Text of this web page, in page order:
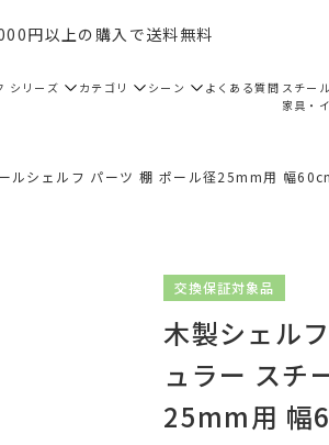
円以上の購入で送料無料
シリーズ カテゴリ シーン よくある質問 スチー
家具・
シェルフ パーツ 棚 ポール径25mm用 幅
交換保証対象品
木製シェル
ュラー スチ
25mm用 幅